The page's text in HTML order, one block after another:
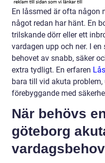
En låssmed är ofta någon
något redan har hänt. En
trilskande dörr eller ett
vardagen upp och ner. I
behovet av snabb, säker
extra tydligt. En erfaren
bara till vid akuta
förebyggande med
När behövs
göteborg
vardagsbehov